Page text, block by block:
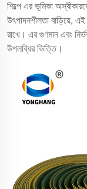
শিল্পে এর ভূমিকা
উৎপাদনশীলতা বাড়িয়ে,
রাখে। এর গুণমান এবং
উপলব্ধির ভিত্তি।